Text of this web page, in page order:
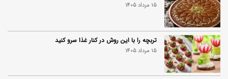
15 مرداد 1405
تربچه را با این روش در کنار غذا سرو کنید
15 مرداد 1405